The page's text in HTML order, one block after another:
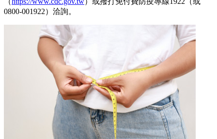
0800-001922）洽詢。